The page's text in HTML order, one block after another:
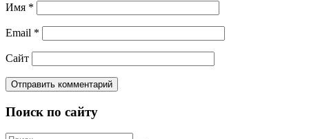
Имя *
Email *
Сайт
Поиск по сайту